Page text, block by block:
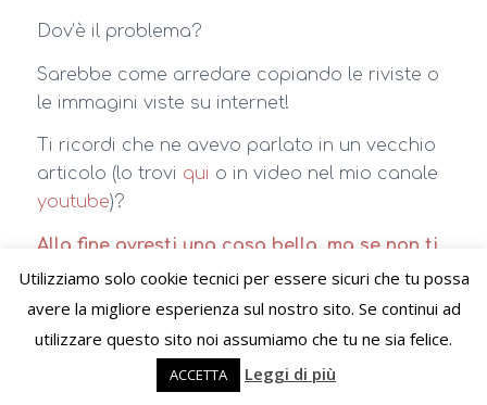
Dov’è il problema?
Sarebbe come arredare copiando le riviste o
le immagini viste su internet!
Ti ricordi che ne avevo parlato in un vecchio
articolo (lo trovi qui o in video nel mio canale
youtube)?
Alla fine avresti una casa bella, ma se non ti
rappresenta nel profondo non ti sentirai a
tuo agio!
Non far sì, quindi, che casa tua diventi, così,
solo un elemento in più nel portfolio di questo
Utilizziamo solo cookie tecnici per essere sicuri che tu possa
avere la migliore esperienza sul nostro sito. Se continui ad
utilizzare questo sito noi assumiamo che tu ne sia felice.
ACCETTA Leggi di più